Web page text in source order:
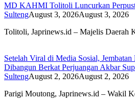
MD KAHMI Tolitoli Luncurkan
SultengAugust 3, 2026August 3, 2026
Tolitoli, Japrinews.id – Majelis
Setelah Viral di Media Sosial,
Dibangun Berkat Perjuangan Akbar
SultengAugust 2, 2026August 2, 2026
Parigi Moutong, Japrinews.id – Wakil